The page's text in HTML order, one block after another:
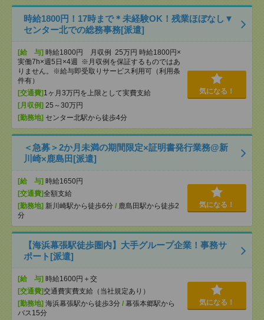
時給1800円！17時まで＊未経験OK！残業ほぼなし▼
センター北での総務事務[派遣]
[給 与] 時給1800円 月収例 25万円 時給1800円×
実働7h×週5日×4週 ※月収例を保証するものではあ
りません。※給与即受取りサービス利用可（利用条
件有）
[交通費] 1ヶ月3万円を上限として実費支給
[月収例] 25～30万円
[勤務地] センター北駅から徒歩4分
気になる！
＜急募＞2か月未満の期間限定×証明書発行業務@新
川崎×鹿島田[派遣]
[給 与] 時給1650円
[交通費]全額支給
[勤務地] 新川崎駅から徒歩6分 / 鹿島田駅から徒歩2
分
気になる！
【海浜幕張駅徒歩圏内】大手グループ企業！事務サ
ポート[派遣]
[給 与] 時給1600円＋交
[交通費]交通費実費支給（当社規定あり）
[勤務地] 海浜幕張駅から徒歩3分 / 幕張本郷駅から
バス15分
気になる！